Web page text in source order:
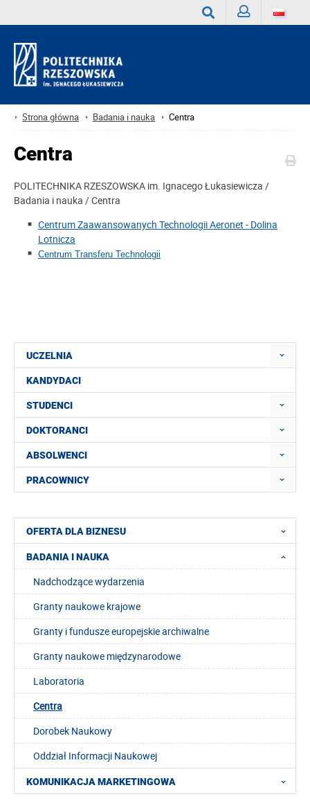
Strona główna Badania i nauka Centra
Centra
POLITECHNIKA RZESZOWSKA im. Ignacego Łukasiewicza /
Badania i nauka / Centra
Centrum Zaawansowanych Technologii Aeronet - Dolina
Lotnicza
Centrum Transferu Technologii
UCZELNIA
KANDYDACI
STUDENCI
DOKTORANCI
ABSOLWENCI
PRACOWNICY
OFERTA DLA BIZNESU
BADANIA I NAUKA
Nadchodzące wydarzenia
Granty naukowe krajowe
Granty i fundusze europejskie archiwalne
Granty naukowe międzynarodowe
Laboratoria
Centra
Dorobek Naukowy
Oddział Informacji Naukowej
KOMUNIKACJA MARKETINGOWA